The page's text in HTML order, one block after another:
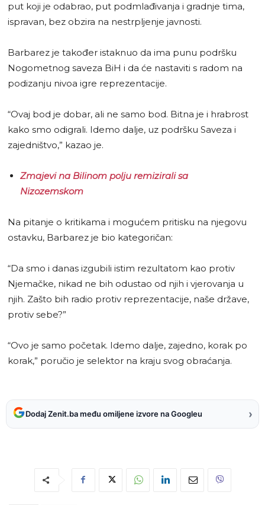
put koji je odabrao, put podmlađivanja i gradnje tima,
ispravan, bez obzira na nestrpljenje javnosti.
Barbarez je također istaknuo da ima punu podršku
Nogometnog saveza BiH i da će nastaviti s radom na
podizanju nivoa igre reprezentacije.
“Ovaj bod je dobar, ali ne samo bod. Bitna je i hrabrost
kako smo odigrali. Idemo dalje, uz podršku Saveza i
zajedništvo,” kazao je.
Zmajevi na Bilinom polju remizirali sa
Nizozemskom
Na pitanje o kritikama i mogućem pritisku na njegovu
ostavku, Barbarez je bio kategoričan:
“Da smo i danas izgubili istim rezultatom kao protiv
Njemačke, nikad ne bih odustao od njih i vjerovanja u
njih. Zašto bih radio protiv reprezentacije, naše države,
protiv sebe?”
“Ovo je samo početak. Idemo dalje, zajedno, korak po
korak,” poručio je selektor na kraju svog obraćanja.
Dodaj Zenit.ba među omiljene izvore na Googleu ›